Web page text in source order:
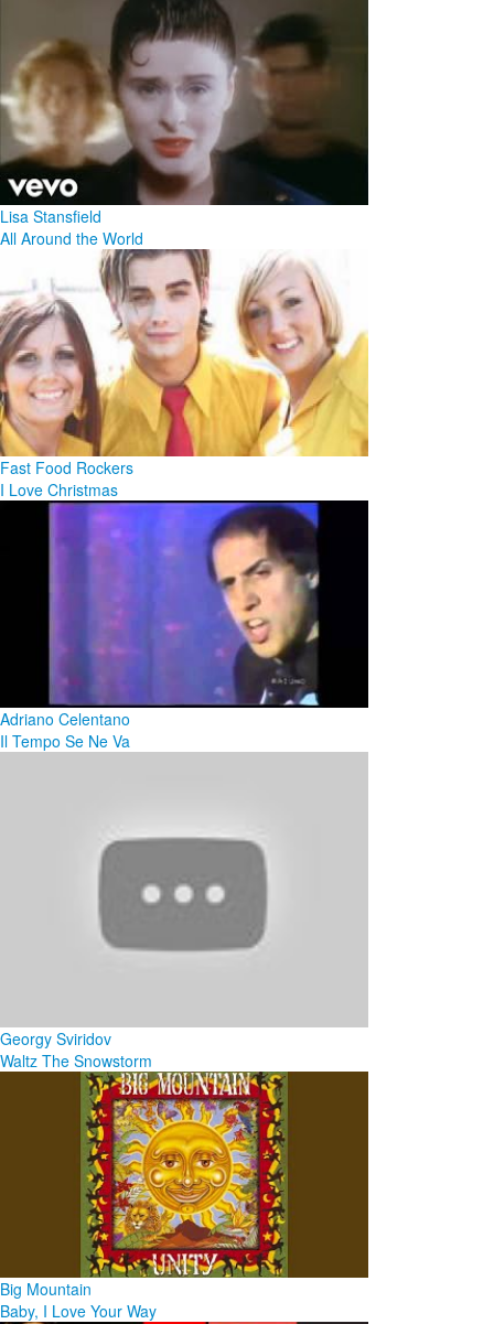
Lisa Stansfield
All Around the World
Fast Food Rockers
I Love Christmas
Adriano Celentano
Il Tempo Se Ne Va
Georgy Sviridov
Waltz The Snowstorm
Big Mountain
Baby, I Love Your Way